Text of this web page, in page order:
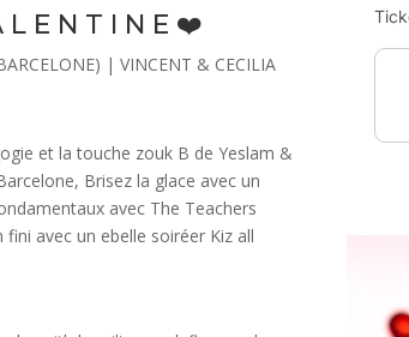
L E N T I N E ❤️
| VINCENT & CECILIA
et la touche zouk B de Yeslam &
Brisez la glace avec un
avec The Teachers
fini avec un ebelle soiréer Kiz all